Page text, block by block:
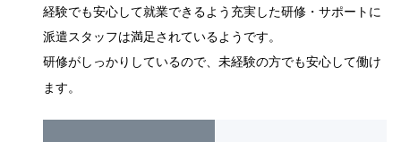
経験でも安心して就業できるよう充実した研修・サポートに
派遣スタッフは満足されているようです。
研修がしっかりしているので、未経験の方でも安心して働け
ます。